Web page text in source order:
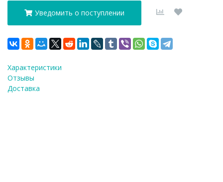
Уведомить о поступлении
Характеристики
Отзывы
Доставка